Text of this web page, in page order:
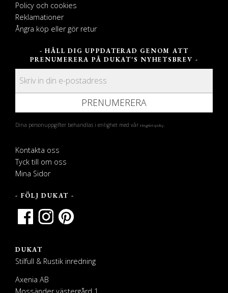
Policy och cookies
Reklamationer
Ångra köp eller gör retur
- HÅLL DIG UPPDATERAD GENOM ATT
PRENUMERERA PÅ DUKAT'S NYHETSBREV -
PRENUMERERA
Dina personuppgifter behandlas i enlighet med vår integritetspolicy
Kontakta oss
Tyck till om oss
Mina Sidor
- FÖLJ DUKAT -
DUKAT
Stilfull & Rustik inredning
Axenia AB
Mossänder västergård 1